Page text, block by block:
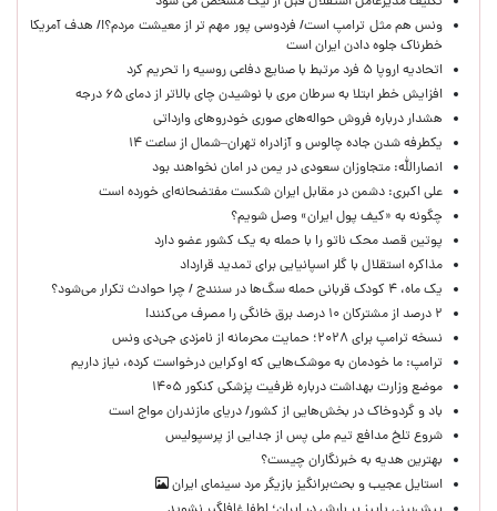
ونس هم مثل ترامپ است/ فردوسی پور مهم تر از معیشت مردم؟!/ هدف آمریکا
خطرناک جلوه دادن ایران است
اتحادیه اروپا ۵ فرد مرتبط با صنایع دفاعی روسیه را تحریم کرد
افزایش خطر ابتلا به سرطان مری با نوشیدن چای بالاتر از دمای ۶۵ درجه
هشدار درباره فروش حواله‌های صوری خودروهای وارداتی
یکطرفه شدن جاده چالوس و آزادراه تهران–شمال از ساعت ۱۴
انصارالله: متجاوزان سعودی در یمن در امان نخواهند بود
علی اکبری: دشمن در مقابل ایران شکست مفتضحانه‌ای خورده است
چگونه به «کیف پول ایران» وصل شویم؟
پوتین قصد محک ناتو را با حمله به یک کشور عضو دارد
مذاکره استقلال با گلر اسپانیایی برای تمدید قرارداد
یک ماه، ۴ کودک قربانی حمله سگ‌ها در سنندج / چرا حوادث تکرار می‌شود؟
۲ درصد از مشترکان ۱۰ درصد برق خانگی را مصرف می‌کنند!
نسخه ترامپ برای ۲۰۲۸؛ حمایت محرمانه از نامزدی جی‌دی ونس
ترامپ: ما خودمان به موشک‌هایی که اوکراین درخواست کرده، نیاز داریم
موضع وزارت بهداشت درباره ظرفیت پزشکی کنکور ۱۴۰۵
باد و گردوخاک در بخش‌هایی از کشور/ دریای مازندران مواج است
شروع تلخ مدافع تیم ملی پس از جدایی از پرسپولیس
بهترین هدیه به خبرنگاران چیست؟
استایل عجیب و بحث‌برانگیز بازیگر مرد سینمای ایران